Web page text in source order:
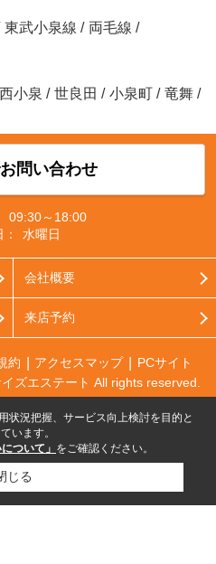
東武小泉線 / 両毛線 /
西小泉 / 世良田 / 小泉町 / 竜舞 /
問い合わせ
09:30～18:00
水曜日
会社概要
来店予約
約 アクセスマップ
PCサイト
ズエステート All rights reserved.
状況把握、サービス向上検討を目的と
います。
ついて」 をご確認ください。
じる